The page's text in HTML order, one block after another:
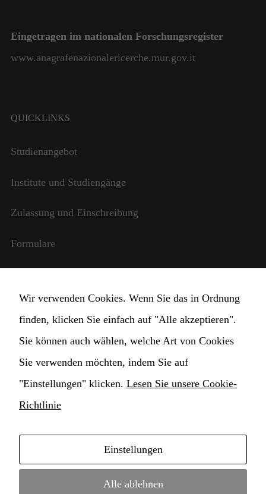
Eingetragen im nationalen Forschungsregister
www.anagrafenazionalericerche.mur.gov.it
QUICKLINKS
Studienangebot
Institute und Studiengänge
Zulassung und Einschreibung
Formulare
StudentInnen und Lehrpersonal
Transparente Verwaltung
Cookie Einstellungen ändern
Copyright © 2021 Hochschule für Musik
Konservatorium Claudio Monteverdi • webdesign by
Wir verwenden Cookies. Wenn Sie das in Ordnung
finden, klicken Sie einfach auf "Alle akzeptieren".
Sie können auch wählen, welche Art von Cookies
Sie verwenden möchten, indem Sie auf
"Einstellungen" klicken. Lesen Sie unsere Cookie-
Richtlinie
Einstellungen
Alle ablehnen
sind nicht
optional. Sie
benötigt,